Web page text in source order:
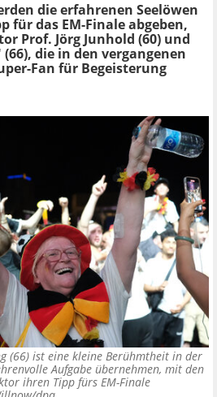
die erfahrenen Seelöwen
für das EM-Finale abgeben,
Prof. Jörg Junhold (60) und
die in den vergangenen
Fan für Begeisterung
(66) ist eine kleine Berühmtheit in der
Aufgabe übernehmen, mit den
ihren Tipp fürs EM-Finale